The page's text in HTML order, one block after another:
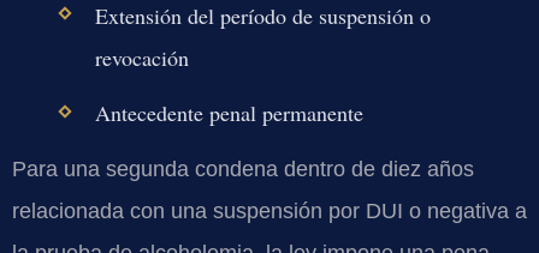
Extensión del período de suspensión o
revocación
Antecedente penal permanente
Para una segunda condena dentro de diez años
relacionada con una suspensión por DUI o negativa a